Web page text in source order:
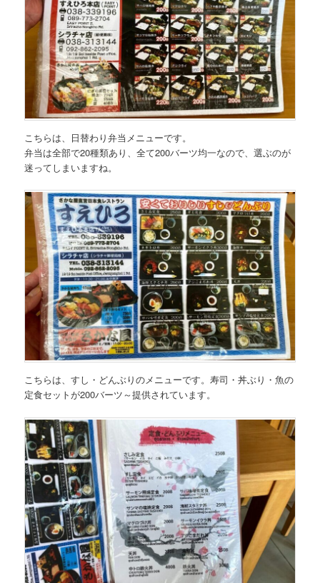
こちらは、 日替わり弁当メニューです。
弁当は全部で20種類あり、全て200バーツ均一なので、選ぶのが
迷ってしまいますね。
こちらは、すし・どんぶりのメニューです。寿司・丼ぶり・魚の
定食セットが200バーツ～提供されています。